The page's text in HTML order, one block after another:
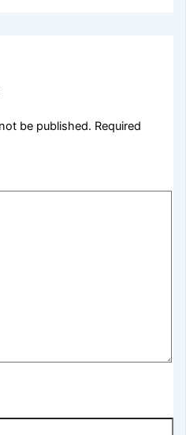
be published. Required